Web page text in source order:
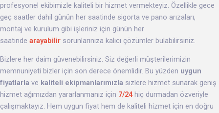
profesyonel ekibimizle kaliteli bir hizmet vermekteyiz. Özellikle gece
geç saatler dahil günün her saatinde sigorta ve pano arızaları,
montaj ve kurulum gibi işleriniz için günün her
saatinde arayabilir sorunlarınıza kalıcı çözümler bulabilirsiniz.
Bizlere her daim güvenebilirsiniz. Siz değerli müşterilerimizin
memnuniyeti bizler için son derece önemlidir. Bu yüzden uygun
fiyatlarla ve kaliteli ekipmanlarımızla sizlere hizmet sunarak geniş
hizmet ağımızdan yararlanmanız için 7/24hiç durmadan özveriyle
çalışmaktayız. Hem uygun fiyat hem de kaliteli hizmet için en doğru